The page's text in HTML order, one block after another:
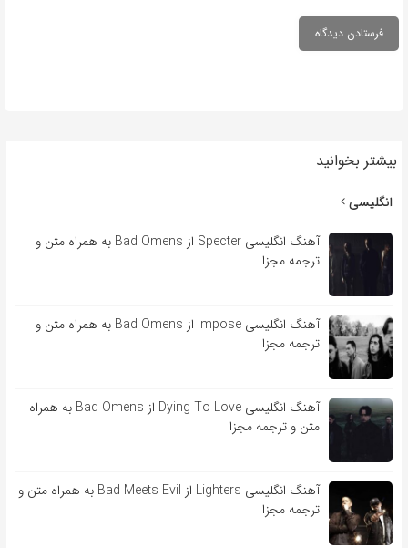
بیشتر بخوانید
انگلیسی
آهنگ انگلیسی Specter از Bad Omens به همراه متن و
ترجمه مجزا
آهنگ انگلیسی Impose از Bad Omens به همراه متن و
ترجمه مجزا
آهنگ انگلیسی Dying To Love از Bad Omens به همراه
متن و ترجمه مجزا
آهنگ انگلیسی Lighters از Bad Meets Evil به همراه متن و
ترجمه مجزا